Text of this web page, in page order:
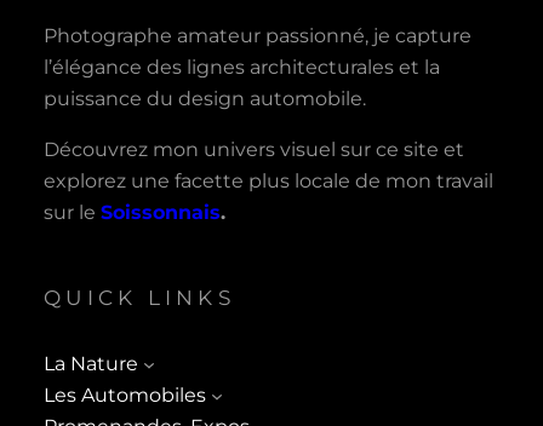
Photographe amateur passionné, je capture
l’élégance des lignes architecturales et la
puissance du design automobile.
Découvrez mon univers visuel sur ce site et
explorez une facette plus locale de mon travail
sur le Soissonnais.
QUICK LINKS
La Nature
Les Automobiles